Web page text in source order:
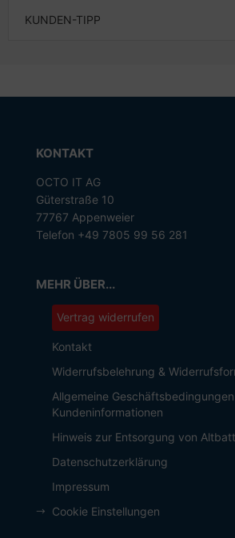
KUNDEN-TIPP
KONTAKT
OCTO IT AG
Güterstraße 10
77767 Appenweier
Telefon +49 7805 99 56 281
MEHR ÜBER...
Vertrag widerrufen
Kontakt
Widerrufsbelehrung &
Allgemeine
Kundeninformationen
Hinweis zur Entsorgung von
Datenschutzerklärung
Impressum
Cookie Einstellungen